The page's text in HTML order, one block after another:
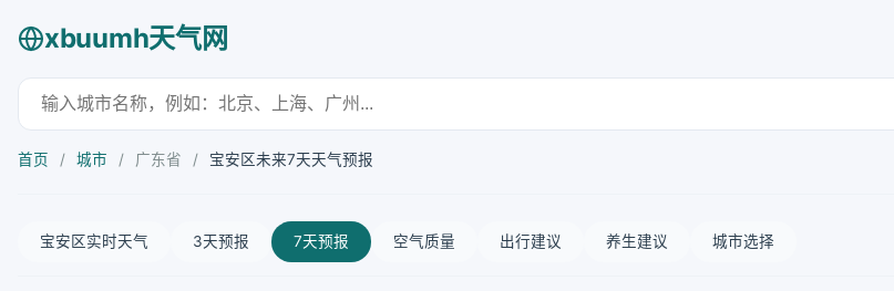
xbuumh天气网
首页 / 城市 / 广东省 / 宝安区未来7天天气预报
宝安区实时天气 3天预报 7天预报 空气质量 出行建议 养生建议 城市选择